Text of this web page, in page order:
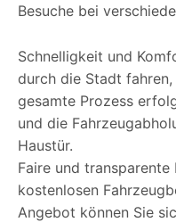
Besuche bei
Schnelligkeit und
durch die Stadt
gesamte Prozess
und die
Haustür.
Faire und transparente
kostenlosen
Angebot können Sie